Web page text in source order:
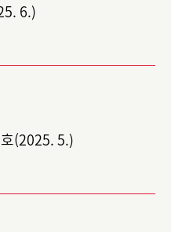
6.)
(2025. 5.)